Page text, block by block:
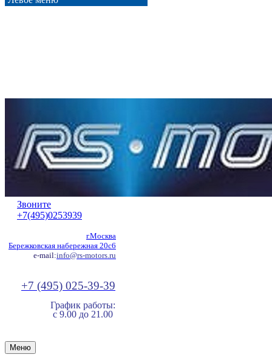
Звоните
+7(495)0253939
г.Москва
Бережковская набережная 20с6
e-mail:info@rs-motors.ru
+7 (495) 025-39-39
График работы:
с 9.00 до 21.00
Меню